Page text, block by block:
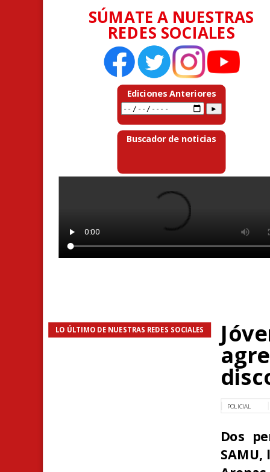
SÚMATE A NUESTRAS
REDES SOCIALES
Ediciones Anteriores
Buscador de noticias
LO ÚLTIMO DE NUESTRAS REDES SOCIALES
POLICIAL
Dos